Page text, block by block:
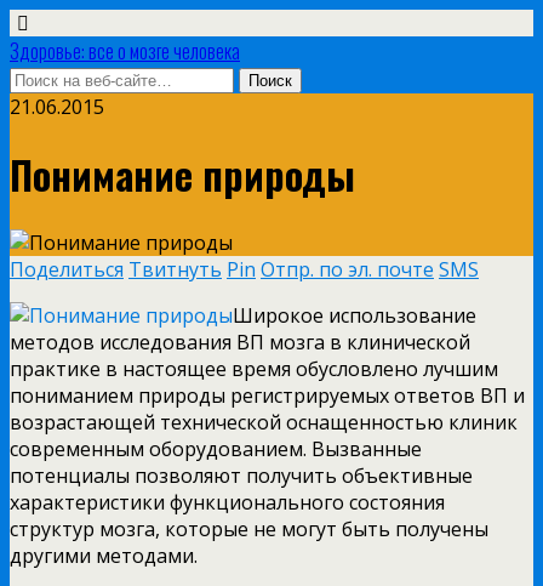
Здоровье: все о мозге человека
21.06.2015
Понимание природы
Поделиться Твитнуть Pin Отпр. по эл. почте SMS
Широкое использование
методов исследования ВП мозга в клинической
практике в настоящее время обусловлено лучшим
пониманием природы регистрируемых ответов ВП и
возрастающей технической оснащенностью клиник
современным оборудованием. Вызванные
потенциалы позволяют получить объективные
характеристики функционального состояния
структур мозга, которые не могут быть получены
другими методами.